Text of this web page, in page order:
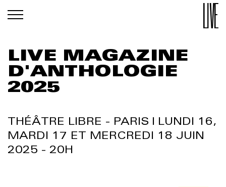
LIVE MAGAZINE
D'ANTHOLOGIE
2025
THÉÂTRE LIBRE - PARIS | LUNDI 16,
MARDI 17 ET MERCREDI 18 JUIN
2025 - 20H